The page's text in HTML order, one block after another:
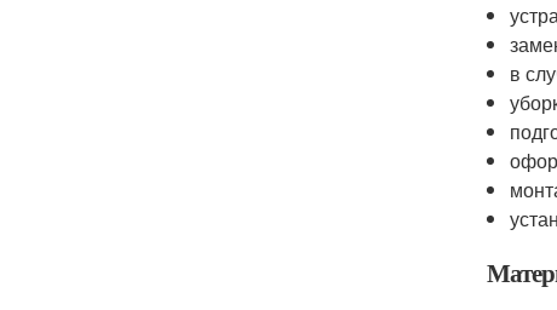
в